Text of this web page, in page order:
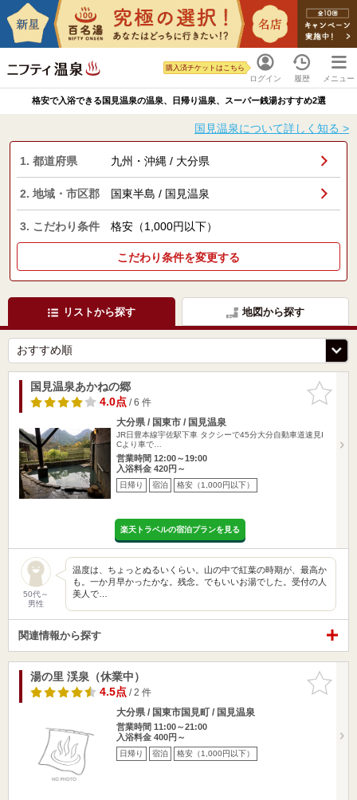
ログイン
購入済チケットはこちら
履歴 メニュー
格安で入浴できる国見温泉の温泉、日帰り温泉、スーパー銭湯おすすめ2選
国見温泉について詳しく知る >
1. 都道府県 九州・沖縄 / 大分県
2. 地域・市区郡 国東半島 / 国見温泉
3. こだわり条件 格安（1,000円以下）
こだわり条件を変更する
リストから探す 地図から探す
お気に入
りに追加
国見温泉あかねの郷
4.0点/ 6 件
大分県 / 国東市 / 国見温泉
JR日豊本線宇佐駅下車 タクシーで45分大分自動車道速見I
Cより車で…
営業時間 12:00～19:00
入浴料金 420円～
日帰り 宿泊 格安（1,000円以下）
楽天トラベルの宿泊プランを見る
50代～
男性
温度は、ちょっとぬるいくらい。山の中で紅葉の時期が、最高か
も。一か月早かったかな。残念。でもいいお湯でした。受付の人
美人で…
関連情報から探す
お気に入
りに追加
湯の里 渓泉（休業中）
4.5点/ 2 件
大分県 / 国東市国見町 / 国見温泉
営業時間 11:00～21:00
入浴料金 400円～
日帰り 宿泊 格安（1,000円以下）